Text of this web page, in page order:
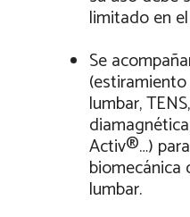
limitado en
Se
lumbar, TENS,
diamagnética
Activ®…)
biomecánica
lumbar.